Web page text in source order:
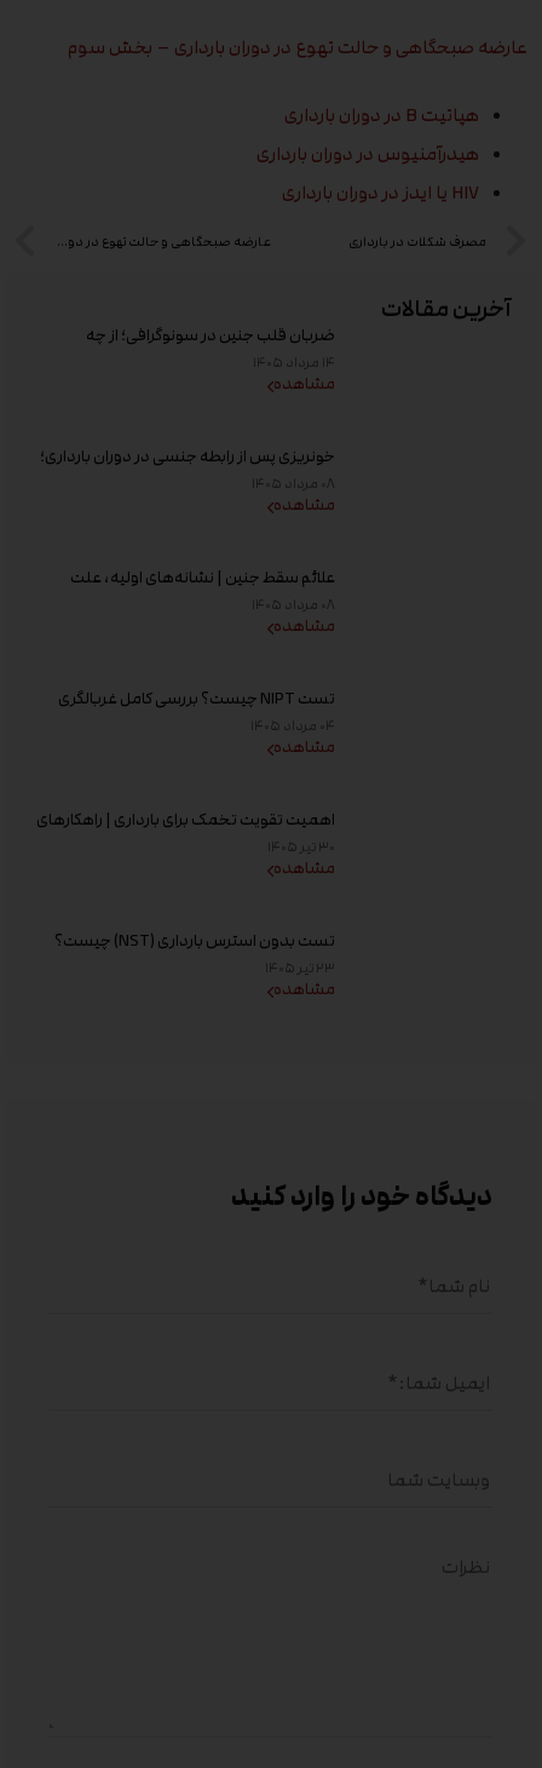
آخرین مقالات
ضربان قلب جنین در سونوگرافی؛ از چه
هفته‌ای دیده می‌شود؟
۱۴ مرداد ۱۴۰۵
مشاهده
خونریزی پس از رابطه جنسی در دوران بارداری؛
علت و زمان مراجعه به پزشک
۰۸ مرداد ۱۴۰۵
مشاهده
علائم سقط جنین | نشانه‌های اولیه، علت
خونریزی، عوامل خطر و زمان مراجعه به پزشک
۰۸ مرداد ۱۴۰۵
مشاهده
تست NIPT چیست؟ بررسی کامل غربالگری
غیر تهاجمی پیش از تولد، زمان انجام و تفسیر
جواب
۰۴ مرداد ۱۴۰۵
مشاهده
اهمیت تقویت تخمک برای بارداری | راهکارهای
افزایش کیفیت تخمک و شانس باروری
۳۰ تیر ۱۴۰۵
مشاهده
تست بدون استرس بارداری (NST) چیست؟
زمان انجام و تفسیر نتیجه
۲۳ تیر ۱۴۰۵
مشاهده
عارضه صبحگاهی و حالت تهوع در دوران بارداری – بخش سوم
هپاتیت B در دوران بارداری
هیدرآمنیوس در دوران بارداری
HIV یا ایدز در دوران بارداری
مصرف شکلات در بارداری عارضه صبحگاهی و حالت تهوع در دوران بارداری – بخش دوم
دیدگاه خود را وارد کنید